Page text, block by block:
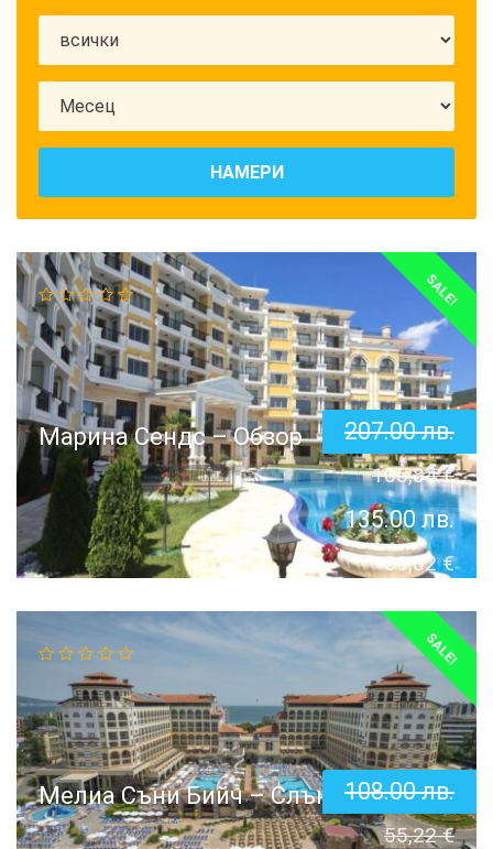
НАМЕРИ
SALE!
Марина Сендс – Обзор 207.00лв.
105,84€
135.00лв.
69,02€
SALE!
Мелиа Съни Бийч – Слънчев бряг
108.00лв.
55,22€